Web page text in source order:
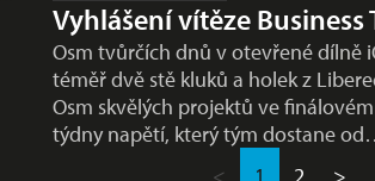
Vyhlášení vítěze Business
Osm tvůrčích dnů v otevřené dílně
téměř dvě stě kluků a holek z
Osm skvělých projektů ve
týdny napětí, který tým dostane